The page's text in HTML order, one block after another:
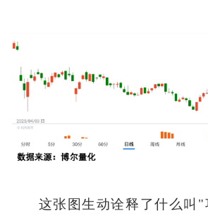
这张图生动诠释了什么叫"